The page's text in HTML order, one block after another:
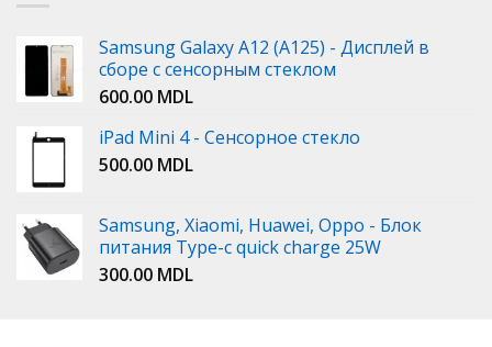
Samsung Galaxy A12 (A125) - Дисплей в
сборе с сенсорным стеклом
600.00 MDL
iPad Mini 4 - Сенсорное стекло
500.00 MDL
Samsung, Xiaomi, Huawei, Oppo - Блок
питания Type-c quick charge 25W
300.00 MDL